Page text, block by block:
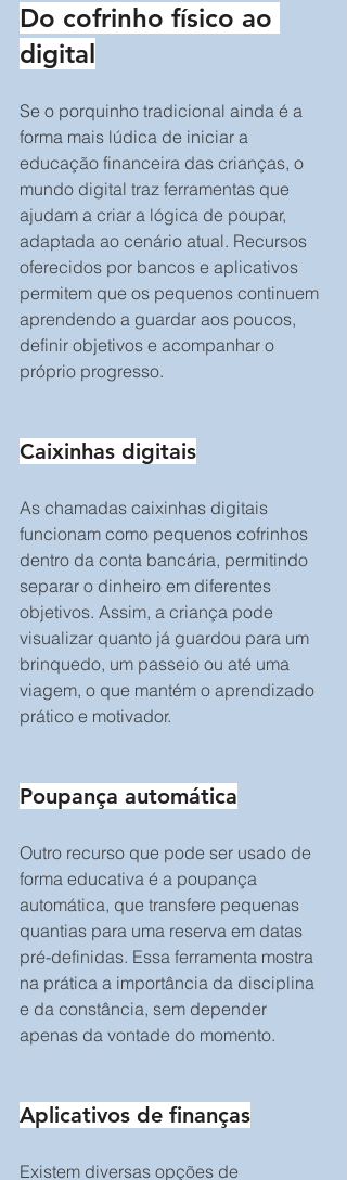
Do cofrinho físico ao
digital
Se o porquinho tradicional ainda é a
forma mais lúdica de iniciar a
educação financeira das crianças, o
mundo digital traz ferramentas que
ajudam a criar a lógica de poupar,
adaptada ao cenário atual. Recursos
oferecidos por bancos e aplicativos
permitem que os pequenos continuem
aprendendo a guardar aos poucos,
definir objetivos e acompanhar o
próprio progresso.
Caixinhas digitais
As chamadas caixinhas digitais
funcionam como pequenos cofrinhos
dentro da conta bancária, permitindo
separar o dinheiro em diferentes
objetivos. Assim, a criança pode
visualizar quanto já guardou para um
brinquedo, um passeio ou até uma
viagem, o que mantém o aprendizado
prático e motivador.
Poupança automática
Outro recurso que pode ser usado de
forma educativa é a poupança
automática, que transfere pequenas
quantias para uma reserva em datas
pré-definidas. Essa ferramenta mostra
na prática a importância da disciplina
e da constância, sem depender
apenas da vontade do momento.
Aplicativos de finanças
Existem diversas opções de